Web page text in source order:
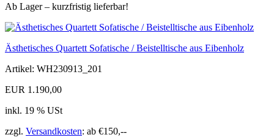
Ab Lager – kurzfristig lieferbar!
Ästhetisches Quartett Sofatische / Beistelltische aus Eibenholz
Artikel: WH230913_201
EUR 1.190,00
inkl. 19 % USt
zzgl. Versandkosten: ab €150,--